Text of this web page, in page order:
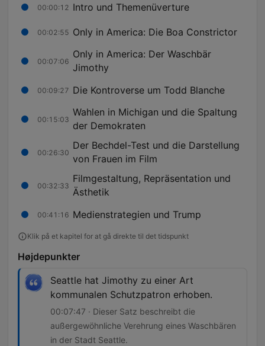
00:00:12 Intro und Themenüverture
00:02:55 Only in America: Die Boa Constrictor
00:07:06
Only in America: Der Waschbär
Jimothy
00:09:27 Die Kontroverse um Todd Blanche
00:15:03
Wahlen in Michigan und die Spaltung
der Demokraten
00:26:30
Der Bechdel-Test und die Darstellung
von Frauen im Film
00:32:33
Filmgestaltung, Repräsentation und
Ästhetik
00:41:16 Medienstrategien und Trump
Klik på et kapitel for at gå direkte til det tidspunkt
Højdepunkter
Seattle hat Jimothy zu einer Art
kommunalen Schutzpatron erhoben.
00:07:47 · Dieser Satz beschreibt die
außergewöhnliche Verehrung eines Waschbären
in der Stadt Seattle.